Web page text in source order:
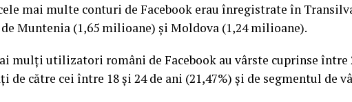
mai multe conturi de Facebook erau înregistrate în
Muntenia (1,65 milioane) și Moldova (1,24 milioane).
mulți utilizatori români de Facebook au vârste cuprinse între
de către cei între 18 și 24 de ani (21,47%) și de segmentul de